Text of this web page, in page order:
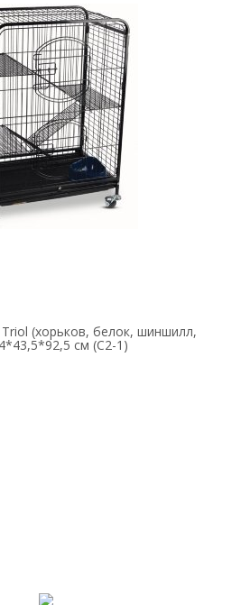
(хорьков, белок, шиншилл,
см (C2-1)